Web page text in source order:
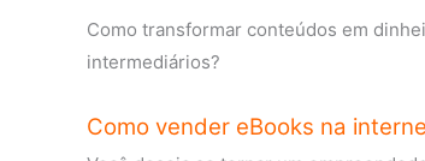
Como transformar conteúdos em
intermediários?
Como vender eBooks na